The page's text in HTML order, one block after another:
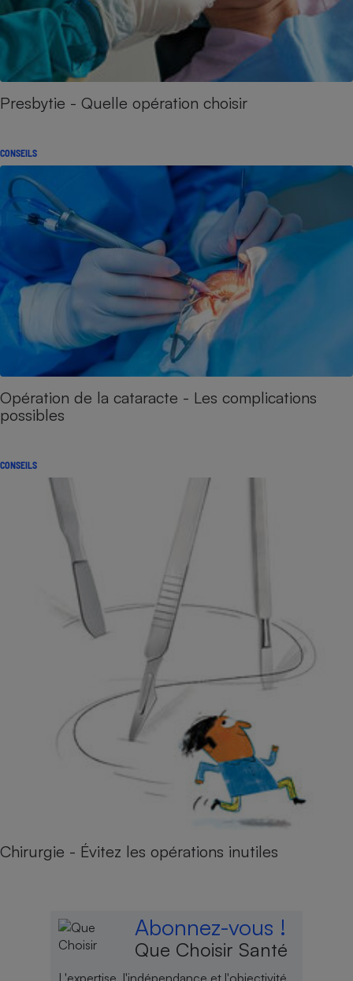
Presbytie - Quelle opération choisir
CONSEILS
Opération de la cataracte - Les complications
possibles
CONSEILS
Chirurgie - Évitez les opérations inutiles
Abonnez-vous !
Que Choisir Santé
L'expertise, l'indépendance et l'objectivité